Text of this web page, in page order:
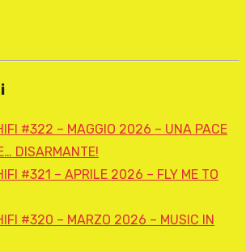
#322 – MAGGIO 2026 – UNA PACE
DISARMANTE!
#321 – APRILE 2026 – FLY ME TO
#320 – MARZO 2026 – MUSIC IN